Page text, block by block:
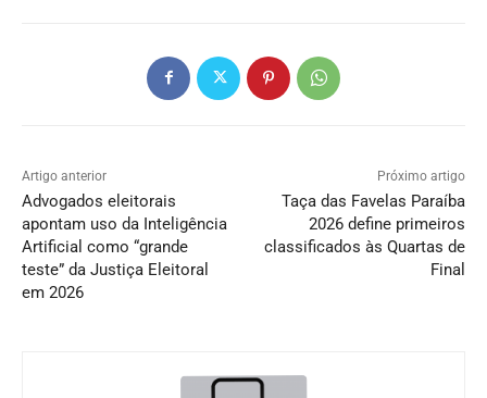
Artigo anterior
Advogados eleitorais
apontam uso da Inteligência
Artificial como “grande
teste” da Justiça Eleitoral
em 2026
Próximo artigo
Taça das Favelas Paraíba
2026 define primeiros
classificados às Quartas de
Final